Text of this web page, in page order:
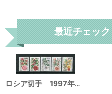
最近チェッ
ロシア切手 1997年 花 バラ 植物 5種